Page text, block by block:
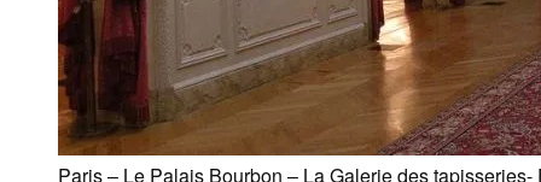
Paris – Le Palais Bourbon – La Galerie des tapisseries-